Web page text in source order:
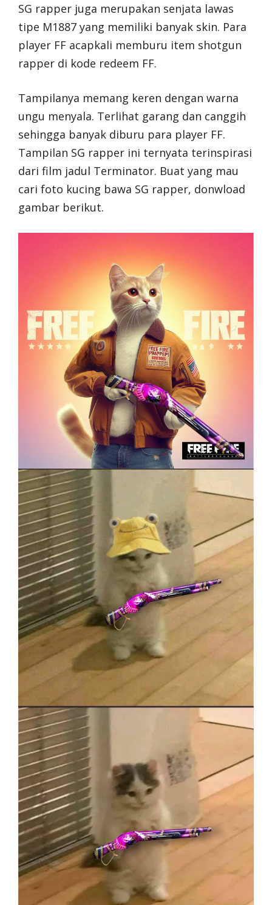
SG rapper juga merupakan senjata lawas
tipe M1887 yang memiliki banyak skin. Para
player FF acapkali memburu item shotgun
rapper di kode redeem FF.
Tampilanya memang keren dengan warna
ungu menyala. Terlihat garang dan canggih
sehingga banyak diburu para player FF.
Tampilan SG rapper ini ternyata terinspirasi
dari film jadul Terminator. Buat yang mau
cari foto kucing bawa SG rapper, donwload
gambar berikut.